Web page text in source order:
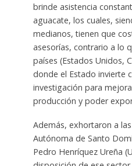
brinde asistencia
aguacate, los cuales,
medianos, tienen que
asesorías, contrario a lo
países (Estados Unidos,
donde el Estado invierte
investigación para
producción y poder
Además, exhortaron a
Autónoma de Santo
Pedro Henríquez Ureña